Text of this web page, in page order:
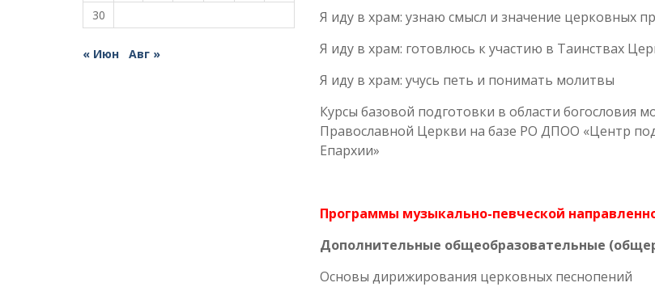
Я иду в храм: узнаю смысл и значение церковных
Я иду в храм: готовлюсь к участию в Таинствах
Я иду в храм: учусь петь и понимать молитвы
Курсы базовой подготовки в области богословия
Православной Церкви на базе РО ДПОО «Центр
Епархии»
Программы музыкально-певческой
Дополнительные общеобразовательные
Основы дирижирования церковных песнопений
30
« Июн Авг »